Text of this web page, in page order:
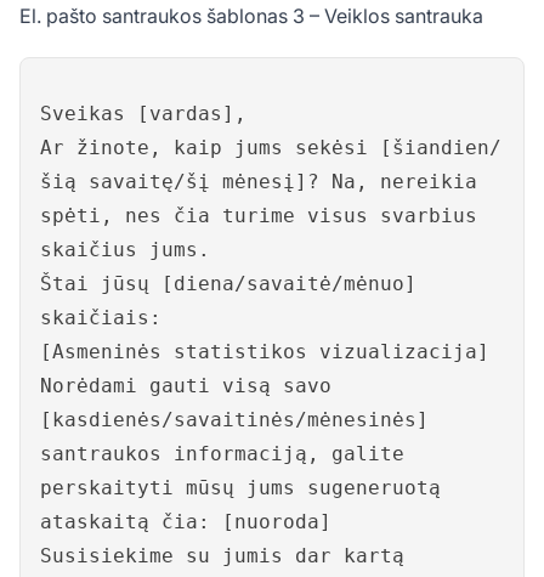
El. pašto santraukos šablonas 3 – Veiklos santrauka
Sveikas [vardas],
Ar žinote, kaip jums sekėsi [šiandien/
šią savaitę/šį mėnesį]? Na, nereikia
spėti, nes čia turime visus svarbius
skaičius jums.
Štai jūsų [diena/savaitė/mėnuo]
skaičiais:
[Asmeninės statistikos vizualizacija]
Norėdami gauti visą savo
[kasdienės/savaitinės/mėnesinės]
santraukos informaciją, galite
perskaityti mūsų jums sugeneruotą
ataskaitą čia: [nuoroda]
Susisiekime su jumis dar kartą